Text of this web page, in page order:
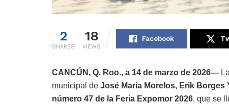
2
SHARES
18
VIEWS
Facebook
CANCÚN, Q. Roo., a 14 de marzo de 2026—
municipal de José María Morelos, Erik Borges
número 47 de la Feria Expomor 2026, que se